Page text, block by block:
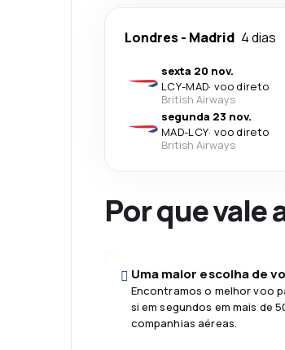
Londres- Madrid 4 dias
sexta 20 nov.
LCY-MAD· voo direto
British Airways
segunda 23 nov.
MAD-LCY· voo direto
British Airways
Por que vale
Uma maior escolha de
Encontramos o melhor voo
si em segundos em mais de
companhias aéreas.